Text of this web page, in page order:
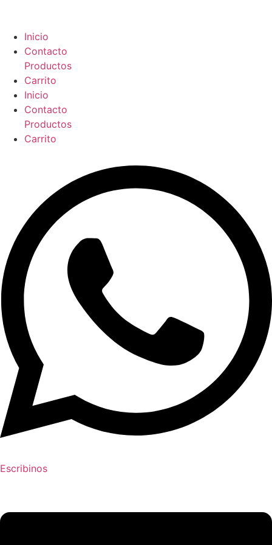
contenido
Inicio
Contacto
Productos
Carrito
Inicio
Contacto
Productos
Carrito
Escribinos